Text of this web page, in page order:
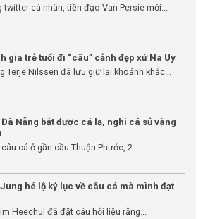
twitter cá nhân, tiền đạo Van Persie mới...
gia trẻ tuổi đi “câu” cảnh đẹp xứ Na Uy
Terje Nilssen đã lưu giữ lại khoảnh khắc...
Nẵng bắt được cá lạ, nghi cá sủ vàng
cá ở gần cầu Thuận Phước, 2...
hé lộ kỷ lục về câu cá mà mình đạt
Heechul đã đặt câu hỏi liệu rằng...